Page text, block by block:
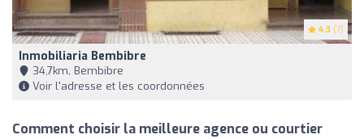
4.3 (7)
Inmobiliaria Bembibre
34,7km, Bembibre
Voir l'adresse et les coordonnées
Comment choisir la meilleure agence ou courtier